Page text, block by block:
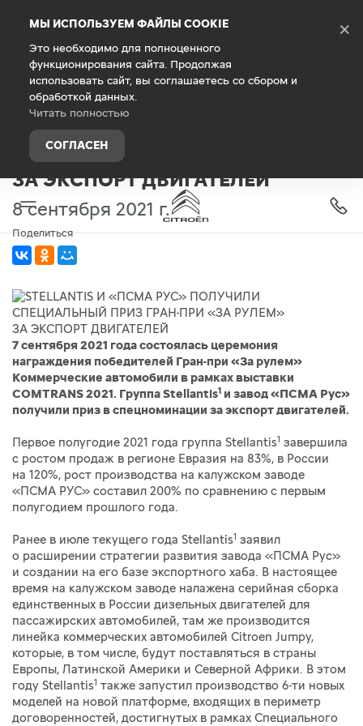
МЫ ИСПОЛЬЗУЕМ ФАЙЛЫ COOKIE
Это необходимо для полноценного
функционирования сайта. Продолжая
использовать сайт, вы соглашаетесь со сбором и
обработкой данных.
Читать полностью
СОГЛАСЕН
×
Главная О компании Новости
STELLANTIS И «ПСМА РУС»
ПОЛУЧИЛИ СПЕЦИАЛЬНЫЙ ПРИЗ
ГРАН-ПРИ «ЗА РУЛЕМ»
ЗА ЭКСПОРТ ДВИГАТЕЛЕЙ
8 сентября 2021 г.
Поделиться
7 сентября 2021 года состоялась церемония
награждения победителей Гран-при «За рулем»
Коммерческие автомобили в рамках выставки
COMTRANS 2021. Группа Stellantis1 и завод «ПСМА Рус»
получили приз в спецноминации за экспорт двигателей.
Первое полугодие 2021 года группа Stellantis1 завершила
с ростом продаж в регионе Евразия на 83%, в России
на 120%, рост производства на калужском заводе
«ПСМА РУС» составил 200% по сравнению с первым
полугодием прошлого года.
Ранее в июле текущего года Stellantis1 заявил
о расширении стратегии развития завода «ПСМА Рус»
и создании на его базе экспортного хаба. В настоящее
время на калужском заводе налажена серийная сборка
единственных в России дизельных двигателей для
пассажирских автомобилей, там же производится
линейка коммерческих автомобилей Citroen Jumpy,
которые, в том числе, будут поставляться в страны
Европы, Латинской Америки и Северной Африки. В этом
году Stellantis1 также запустил производство 6-ти новых
моделей на новой платформе, входящих в периметр
договоренностей, достигнутых в рамках Специального